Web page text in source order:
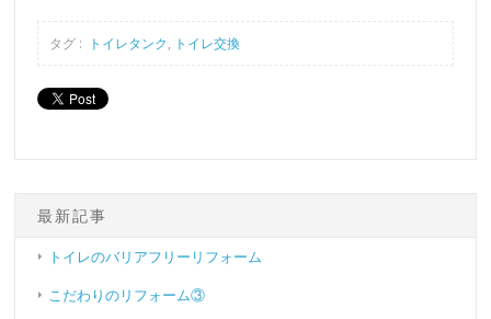
タグ : トイレタンク, トイレ交換
最新記事
トイレのバリアフリーリフォーム
こだわりのリフォーム③